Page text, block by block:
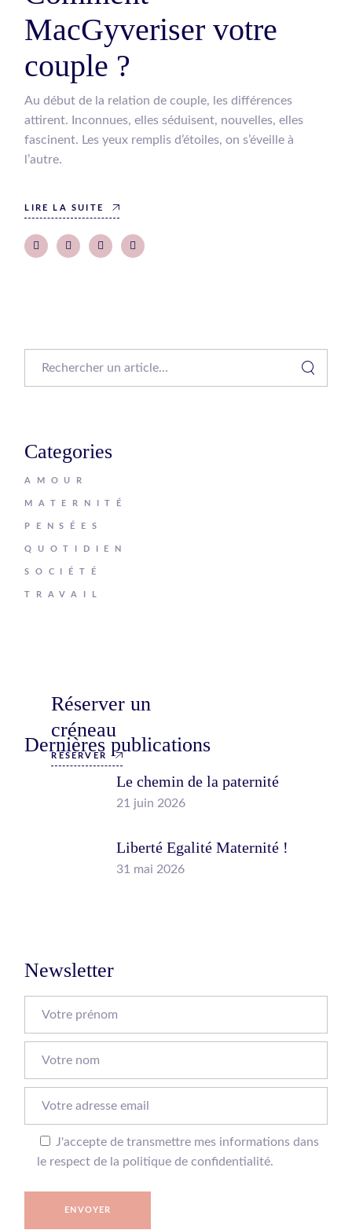
MacGyveriser votre
couple ?
Au début de la relation de couple, les différences
attirent. Inconnues, elles séduisent, nouvelles, elles
fascinent. Les yeux remplis d’étoiles, on s’éveille à
l’autre.
LIRE LA SUITE
Categories
AMOUR
MATERNITÉ
PENSÉES
QUOTIDIEN
SOCIÉTÉ
TRAVAIL
Réserver un
créneau
RÉSERVER
Dernières publications
Le chemin de la paternité
21 juin 2026
Liberté Egalité Maternité !
31 mai 2026
Newsletter
J'accepte de transmettre mes informations dans
le respect de la politique de confidentialité.
ENVOYER